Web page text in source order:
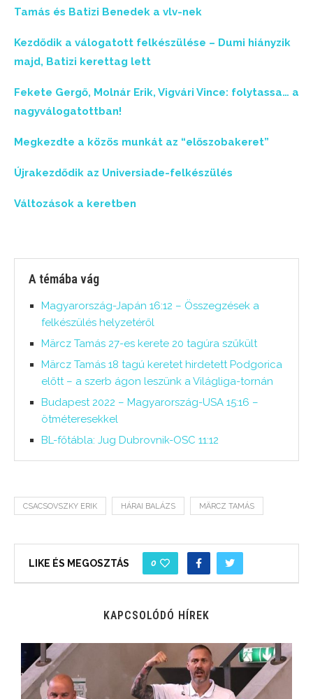
Tamás és Batizi Benedek a vlv-nek
Kezdődik a válogatott felkészülése – Dumi hiányzik
majd, Batizi kerettag lett
Fekete Gergő, Molnár Erik, Vigvári Vince: folytassa… a
nagyválogatottban!
Megkezdte a közös munkát az “előszobakeret”
Újrakezdődik az Universiade-felkészülés
Változások a keretben
A témába vág
Magyarország-Japán 16:12 – Összegzések a
felkészülés helyzetéről
Märcz Tamás 27-es kerete 20 tagúra szűkült
Märcz Tamás 18 tagú keretet hirdetett Podgorica
előtt – a szerb ágon leszünk a Világliga-tornán
Budapest 2022 – Magyarország-USA 15:16 –
ötméteresekkel
BL-főtábla: Jug Dubrovnik-OSC 11:12
CSACSOVSZKY ERIK HÁRAI BALÁZS MÄRCZ TAMÁS
LIKE ÉS MEGOSZTÁS 0
KAPCSOLÓDÓ HÍREK